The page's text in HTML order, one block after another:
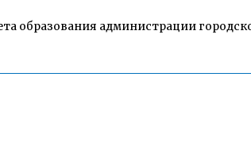
образования администрации